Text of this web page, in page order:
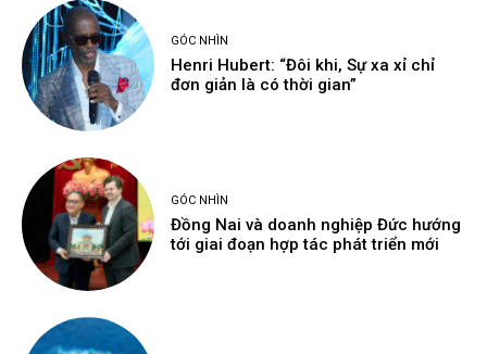
GÓC NHÌN
Henri Hubert: “Đôi khi, Sự xa xỉ chỉ
đơn giản là có thời gian”
GÓC NHÌN
Đồng Nai và doanh nghiệp Đức hướng
tới giai đoạn hợp tác phát triển mới